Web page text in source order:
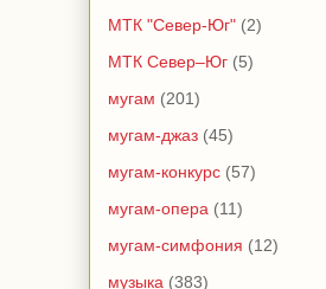
МТК "Север-Юг" (2)
МТК Север–Юг (5)
мугам (201)
мугам-джаз (45)
мугам-конкурс (57)
мугам-опера (11)
мугам-симфония (12)
музыка (383)